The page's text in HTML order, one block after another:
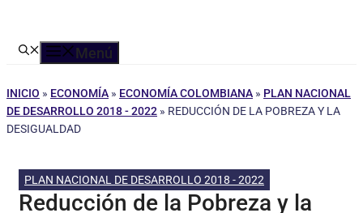
Menú
INICIO » ECONOMÍA » ECONOMÍA COLOMBIANA » PLAN NACIONAL
DE DESARROLLO 2018 - 2022 » REDUCCIÓN DE LA POBREZA Y LA
DESIGUALDAD
PLAN NACIONAL DE DESARROLLO 2018 - 2022
Reducción de la Pobreza y la